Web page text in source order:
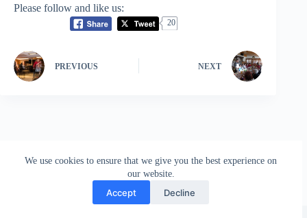
We use cookies to ensure that we give you the best experience on
our website.
Accept Decline
Please follow and like us:
20
PREVIOUS NEXT